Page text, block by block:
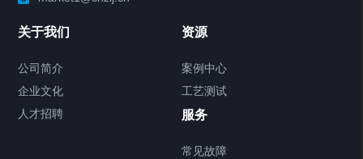
关于我们
公司简介
企业文化
人才招聘
资源
案例中心
工艺测试
服务
常见故障